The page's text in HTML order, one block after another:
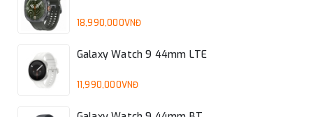
18,990,000VNĐ
Galaxy Watch 9 44mm LTE
11,990,000VNĐ